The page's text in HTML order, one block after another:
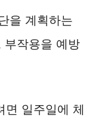
을 계획하는
부작용을 예방
면 일주일에 체